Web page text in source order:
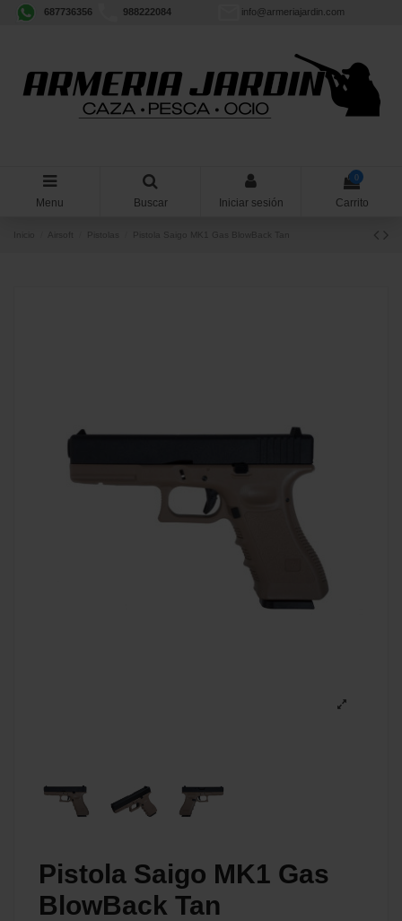
687736356 988222084 info@armeriajardin.com
Menu Buscar Iniciar sesión
0
Carrito
Airsoft Pistola Saigo MK1 Gas BlowBack Tan
Pistola Saigo MK1 Gas
BlowBack Tan